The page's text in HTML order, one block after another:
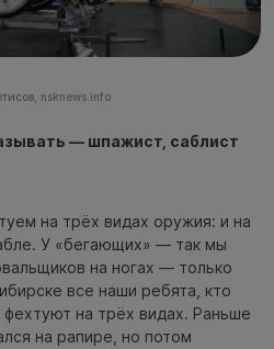
nsknews.info
— шпажист, саблист
на трёх видах оружия: и на
У «бегающих» — так мы
на ногах — только
все наши ребята, кто
на трёх видах. Раньше
на рапире, но потом